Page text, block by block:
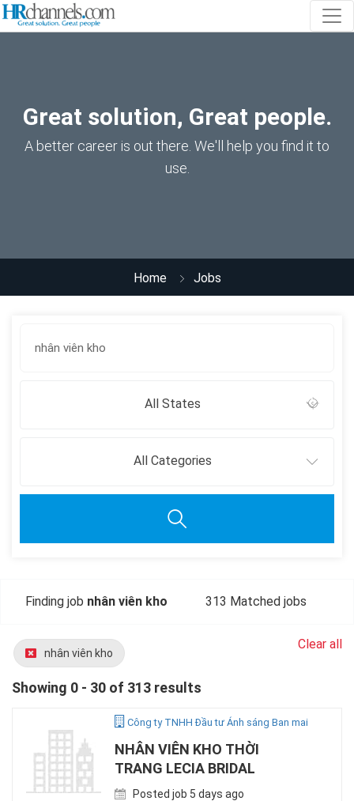
Great solution, Great people.
A better career is out there. We'll help you find it to
use.
Home Jobs
All States
All Categories
Finding job nhân viên kho 313 Matched jobs
nhân viên kho
Clear all
Showing 0 - 30 of 313 results
Công ty TNHH Đầu tư Ánh sáng Ban mai
NHÂN VIÊN KHO THỜI
TRANG LECIA BRIDAL
Posted job 5 days ago